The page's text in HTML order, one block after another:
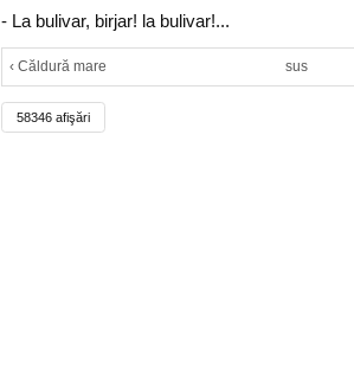
- La bulivar, birjar! la bulivar!...
‹ Căldură mare sus
58346 afişări